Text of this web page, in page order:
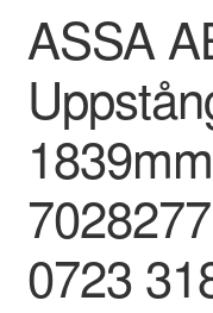
Villkor
Vanliga frågor
Forum/Manualer/Råd
Support
ASSA
0723